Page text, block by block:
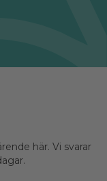
här. Vi svarar